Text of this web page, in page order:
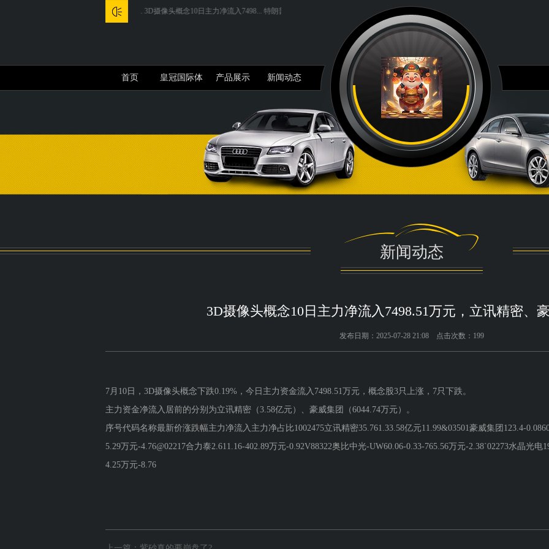
紫砂真的要崩盘了?... 3D摄像头概念10日主力净流入7498... 特朗普称支持全球大国实现无核化... 降幅最多80个基点! 部分中小银行...
首页 皇冠国际体 产品展示 新闻动态
新闻动态
3D摄像头概念10日主力净流入7498.51万元，立讯精密、
发布日期：2025-07-28 21:08 点击次数：199
7月10日，3D摄像头概念下跌0.19%，今日主力资金流入7498.51万元，概念股3只上涨，7只下跌。
主力资金净流入居前的分别为立讯精密（3.58亿元）、豪威集团（6044.74万元）。
序号代码名称最新价涨跌幅主力净流入主力净占比1002475立讯精密35.761.33.58亿元11.99&03501豪威集团123.4-
5.29万元-4.76@02217合力泰2.611.16-402.89万元-0.92V88322奥比中光-UW60.06-0.33-765.56万元-2.38`02273水晶光电
4.25万元-8.76